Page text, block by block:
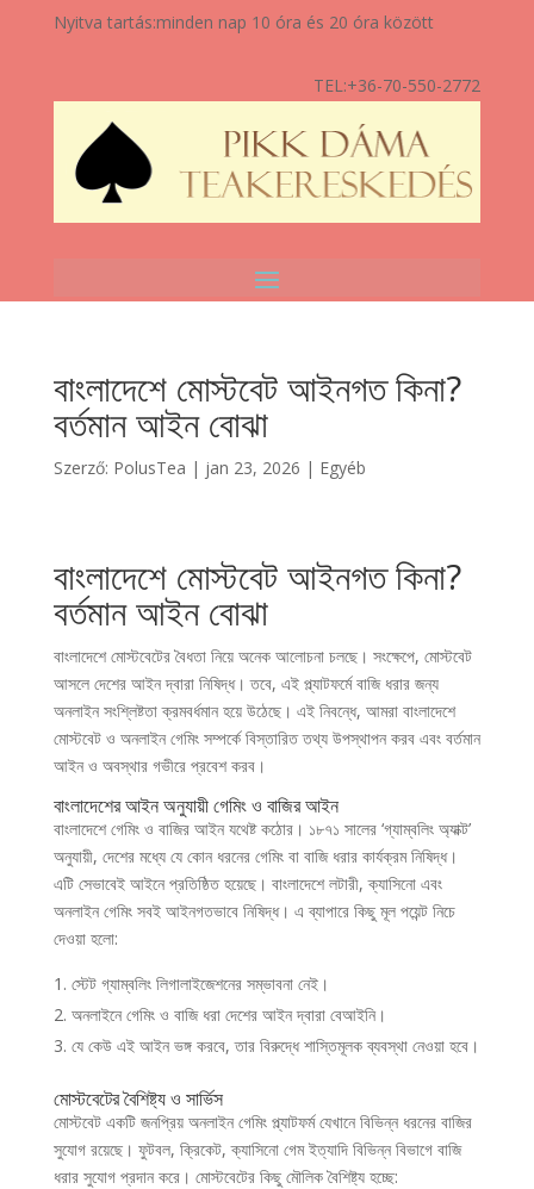
Nyitva tartás:minden nap 10 óra és 20 óra között
TEL:+36-70-550-2772
বাংলাদেশে মোস্টবেট আইনগত কিনা?
বর্তমান আইন বোঝা
Szerző: PolusTea | jan 23, 2026 | Egyéb
বাংলাদেশে মোস্টবেট আইনগত কিনা?
বর্তমান আইন বোঝা
বাংলাদেশে মোস্টবেটের বৈধতা নিয়ে অনেক আলোচনা চলছে। সংক্ষেপে, মোস্টবেট
আসলে দেশের আইন দ্বারা নিষিদ্ধ। তবে, এই প্ল্যাটফর্মে বাজি ধরার জন্য
অনলাইন সংশ্লিষ্টতা ক্রমবর্ধমান হয়ে উঠেছে। এই নিবন্ধে, আমরা বাংলাদেশে
মোস্টবেট ও অনলাইন গেমিং সম্পর্কে বিস্তারিত তথ্য উপস্থাপন করব এবং বর্তমান
আইন ও অবস্থার গভীরে প্রবেশ করব।
বাংলাদেশের আইন অনুযায়ী গেমিং ও বাজির আইন
বাংলাদেশে গেমিং ও বাজির আইন যথেষ্ট কঠোর। ১৮৭১ সালের ‘গ্যাম্বলিং অ্যাক্ট’
অনুযায়ী, দেশের মধ্যে যে কোন ধরনের গেমিং বা বাজি ধরার কার্যক্রম নিষিদ্ধ।
এটি সেভাবেই আইনে প্রতিষ্ঠিত হয়েছে। বাংলাদেশে লটারী, ক্যাসিনো এবং
অনলাইন গেমিং সবই আইনগতভাবে নিষিদ্ধ। এ ব্যাপারে কিছু মূল পয়েন্ট নিচে
দেওয়া হলো:
স্টেট গ্যাম্বলিং লিগালাইজেশনের সম্ভাবনা নেই।
অনলাইনে গেমিং ও বাজি ধরা দেশের আইন দ্বারা বেআইনি।
যে কেউ এই আইন ভঙ্গ করবে, তার বিরুদ্ধে শাস্তিমূলক ব্যবস্থা নেওয়া হবে।
মোস্টবেটের বৈশিষ্ট্য ও সার্ভিস
মোস্টবেট একটি জনপ্রিয় অনলাইন গেমিং প্ল্যাটফর্ম যেখানে বিভিন্ন ধরনের বাজির
সুযোগ রয়েছে। ফুটবল, ক্রিকেট, ক্যাসিনো গেম ইত্যাদি বিভিন্ন বিভাগে বাজি
ধরার সুযোগ প্রদান করে। মোস্টবেটের কিছু মৌলিক বৈশিষ্ট্য হচ্ছে: